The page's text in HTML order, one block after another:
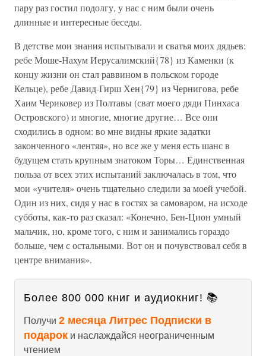
пару раз гостил подолгу, у нас с ним были очень
длинные и интересные беседы.
В детстве мои знания испытывали и сватья моих дядьев:
ребе Моше-Нахум Иерусалимский{78} из Каменки (к
концу жизни он стал раввином в польском городе
Кельце), ребе Давид-Гирш Хен{79} из Чернигова, ребе
Хаим Чериковер из Полтавы (сват моего дяди Пинхаса
Островского) и многие, многие другие… Все они
сходились в одном: во мне видны яркие задатки
законченного «лентяя», но все же у меня есть шанс в
будущем стать крупным знатоком Торы… Единственная
польза от всех этих испытаний заключалась в том, что
мои «учителя» очень тщательно следили за моей учебой.
Один из них, сидя у нас в гостях за самоваром, на исходе
субботы, как-то раз сказал: «Конечно, Бен-Цион умный
мальчик, но, кроме того, с ним и занимались гораздо
больше, чем с остальными. Вот он и почувствовал себя в
центре внимания».
Более 800 000 книг и аудиокниг! 📚
Получи 2 месяца Литрес Подписки в
подарок и наслаждайся неограниченным
чтением